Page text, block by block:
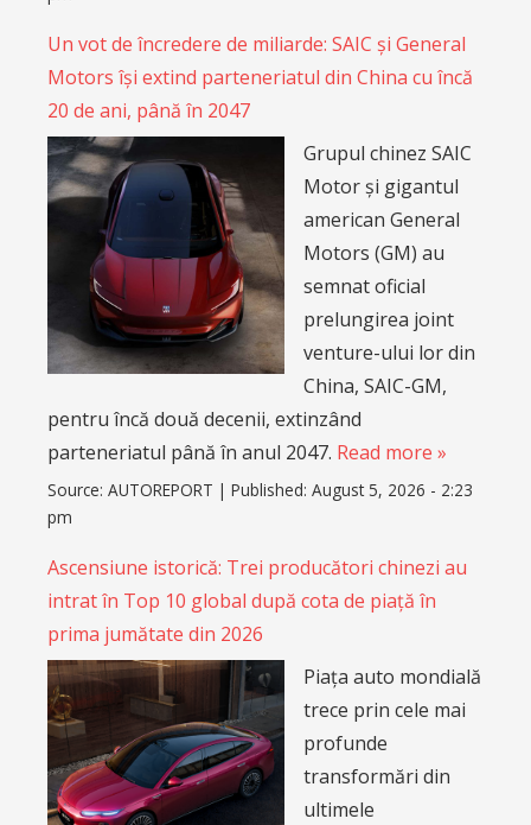
Un vot de încredere de miliarde: SAIC și General
Motors își extind parteneriatul din China cu încă
20 de ani, până în 2047
Grupul chinez SAIC
Motor și gigantul
american General
Motors (GM) au
semnat oficial
prelungirea joint
venture-ului lor din
China, SAIC-GM,
pentru încă două decenii, extinzând
parteneriatul până în anul 2047. Read more »
Source: AUTOREPORT | Published: August 5, 2026 - 2:23
pm
Ascensiune istorică: Trei producători chinezi au
intrat în Top 10 global după cota de piață în
prima jumătate din 2026
Piața auto mondială
trece prin cele mai
profunde
transformări din
ultimele